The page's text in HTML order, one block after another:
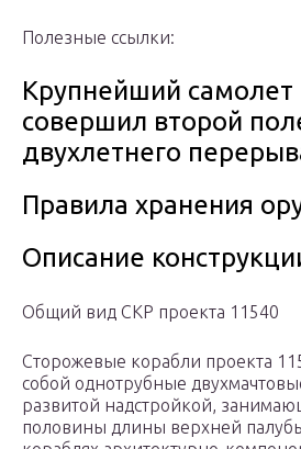
Полезные ссылки:
Крупнейший самолет
совершил второй
двухлетнего
Правила хранения
Описание
Общий вид СКР проекта 11540
Сторожевые корабли проекта
собой однотрубные
развитой надстройкой,
половины длины верхней